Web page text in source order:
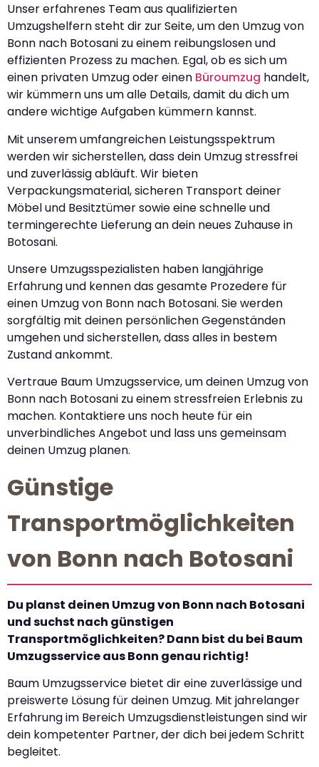
Unser erfahrenes Team aus qualifizierten
Umzugshelfern steht dir zur Seite, um den Umzug von
Bonn nach Botosani zu einem reibungslosen und
effizienten Prozess zu machen. Egal, ob es sich um
einen privaten Umzug oder einen Büroumzug handelt,
wir kümmern uns um alle Details, damit du dich um
andere wichtige Aufgaben kümmern kannst.
Mit unserem umfangreichen Leistungsspektrum
werden wir sicherstellen, dass dein Umzug stressfrei
und zuverlässig abläuft. Wir bieten
Verpackungsmaterial, sicheren Transport deiner
Möbel und Besitztümer sowie eine schnelle und
termingerechte Lieferung an dein neues Zuhause in
Botosani.
Unsere Umzugsspezialisten haben langjährige
Erfahrung und kennen das gesamte Prozedere für
einen Umzug von Bonn nach Botosani. Sie werden
sorgfältig mit deinen persönlichen Gegenständen
umgehen und sicherstellen, dass alles in bestem
Zustand ankommt.
Vertraue Baum Umzugsservice, um deinen Umzug von
Bonn nach Botosani zu einem stressfreien Erlebnis zu
machen. Kontaktiere uns noch heute für ein
unverbindliches Angebot und lass uns gemeinsam
deinen Umzug planen.
Günstige
Transportmöglichkeiten
von Bonn nach Botosani
Du planst deinen Umzug von Bonn nach Botosani
und suchst nach günstigen
Transportmöglichkeiten? Dann bist du bei Baum
Umzugsservice aus Bonn genau richtig!
Baum Umzugsservice bietet dir eine zuverlässige und
preiswerte Lösung für deinen Umzug. Mit jahrelanger
Erfahrung im Bereich Umzugsdienstleistungen sind wir
dein kompetenter Partner, der dich bei jedem Schritt
begleitet.